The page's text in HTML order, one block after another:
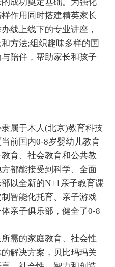
作用同时搭建精英家长
线上线下的专业讲座，
方法;组织趣味多样的国
陪伴，帮助家长和孩子
属于木人(北京)教育科技
前国内0-8岁婴幼儿教育
育、社会教育和公共教
都能接受到科学、全面
以全新的N+1亲子教育课
智能化托育、亲子游戏
亲子俱乐部，健全了0-8
需的家庭教育、社会性
解决方案，贝比玛玛关